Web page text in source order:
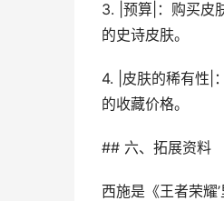
3. |预算|：购买皮
的史诗皮肤。
4. |皮肤的稀有性|
的收藏价格。
## 六、拓展资料
西施是《王者荣耀